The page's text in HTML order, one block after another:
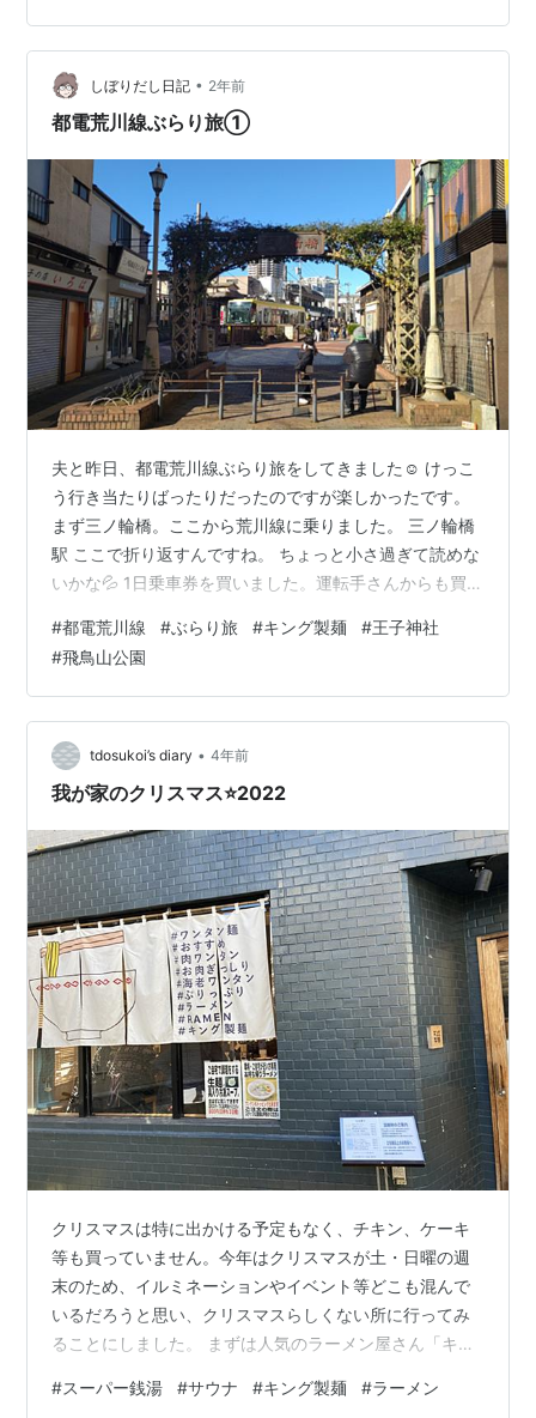
フが作ってます。ざる中華のつけ汁は醤油ベースで魚介
と酸味を感じるさっぱりタイプで量もたっぷりです。つ
け汁には細切りチャーシューとメンマがたっぷり入って
います。麺は中細でツルシコ適度な茹で加減で思ったよ
しぼりだし日記 • 2年前
都電荒川線ぶらり旅①
夫と昨日、都電荒川線ぶらり旅をしてきました☺️ けっこ
う行き当たりばったりだったのですが楽しかったです。
まず三ノ輪橋。ここから荒川線に乗りました。 三ノ輪橋
駅 ここで折り返すんですね。 ちょっと小さ過ぎて読めな
いかな💦 1日乗車券を買いました。運転手さんからも買え
イチョウマークかわいい 車内風景 独特で楽しいですね。
チンチン、というベルの音が心地よい。信号でとまる。
線路と車道が並走しているんですね。 音声で入るCMが
ご近所情報っぽくってバスっぽいんですよ。 運転手さん
もバスに近い感じなんでしょうね。何しろ信号で止まる
わけだし。 荒川線か…
#都電荒川線 #ぶらり旅 #キング製麺 #王子神社
#飛鳥山公園
tdosukoi’s diary • 4年前
我が家のクリスマス⭐️2022
クリスマスは特に出かける予定もなく、チキン、ケーキ
等も買っていません。今年はクリスマスが土・日曜の週
末のため、イルミネーションやイベント等どこも混んで
いるだろうと思い、クリスマスらしくない所に行ってみ
ることにしました。 まずは人気のラーメン屋さん「キン
に誰も並んでいませんでした。今日は空いている？ メニ
#スーパー銭湯 #サウナ #キング製麺 #ラーメン